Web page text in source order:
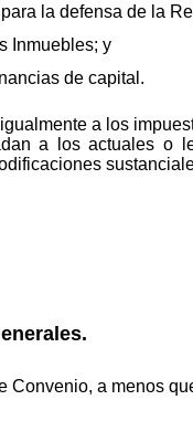
la defensa de la
Inmuebles; y
de capital.
a los
a los actuales o
a menos